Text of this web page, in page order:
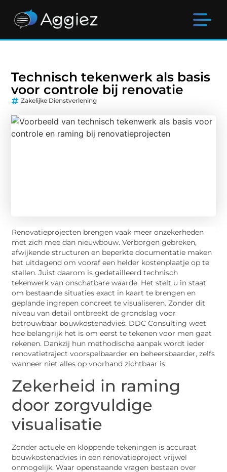
Technisch tekenwerk als basis
voor controle bij renovatie
Zakelijke Dienstverlening
Renovatieprojecten brengen vaak meer onzekerheden
met zich mee dan nieuwbouw. Verborgen gebreken,
afwijkende structuren en beperkte documentatie maken
het uitdagend om vooraf een helder kostenplaatje op te
stellen. Juist daarom is gedetailleerd technisch
tekenwerk van onschatbare waarde. Het stelt u in staat
om bestaande situaties exact in kaart te brengen en
geplande ingrepen concreet te visualiseren. Zonder dit
niveau van detail ontbreekt de grondslag voor
betrouwbaar bouwkostenadvies. DDC Consulting weet
hoe belangrijk het is om eerst te tekenen voor men gaat
rekenen. Dankzij hun methodische aanpak wordt ieder
renovatietraject voorspelbaarder en beheersbaarder, zelfs
wanneer niet alles op voorhand zichtbaar is.
Zekerheid in raming
door zorgvuldige
visualisatie
Zonder actuele en kloppende tekeningen is accuraat
bouwkostenadvies in een renovatieproject vrijwel
onmogelijk. Waar openstaande vragen bestaan over